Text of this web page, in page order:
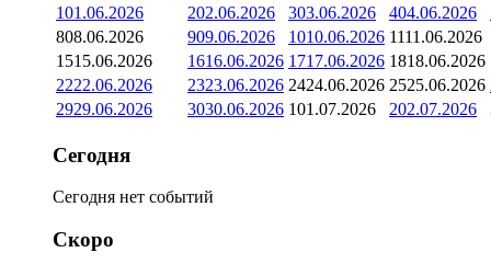
101.06.2026 202.06.2026 303.06.2026 404.06.2026
808.06.2026 909.06.2026 1010.06.2026 1111.06.2026
1515.06.2026 1616.06.2026 1717.06.2026 1818.06.2026
2222.06.2026 2323.06.2026 2424.06.2026 2525.06.2026
2929.06.2026 3030.06.2026 101.07.2026 202.07.2026
Сегодня
Сегодня нет событий
Скоро